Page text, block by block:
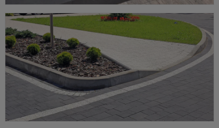
Stopnie
Gotowe stopnie betonowe na schody zewnętrzne i ogrodowe.
ZOBACZ OFERTĘ ➔